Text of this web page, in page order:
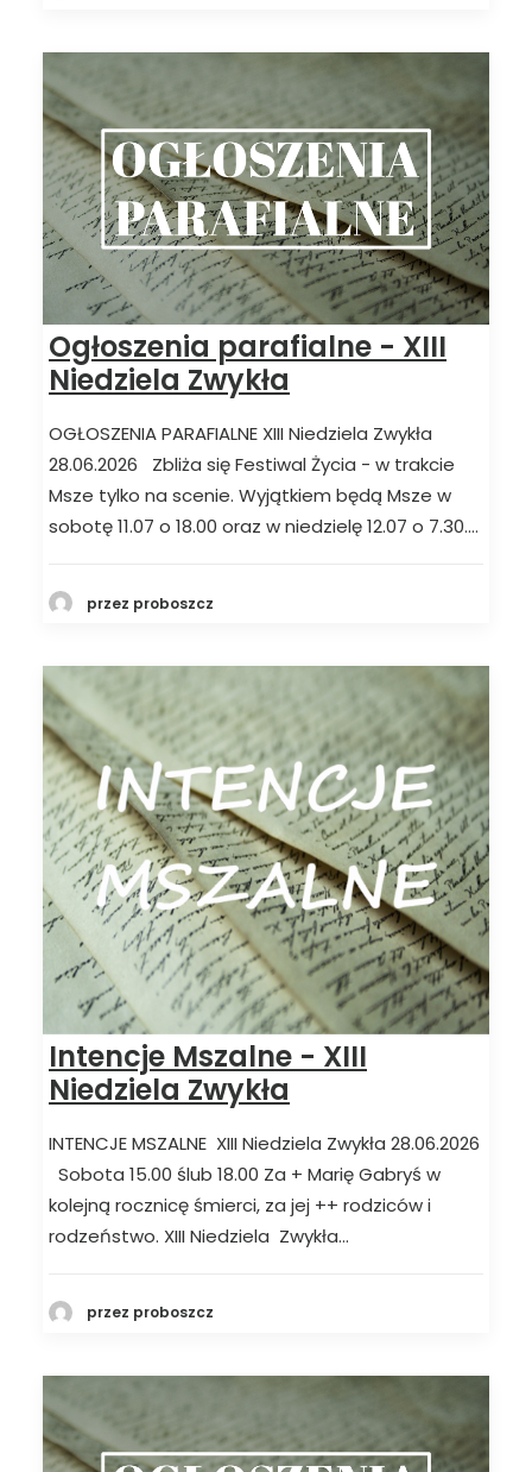
Ogłoszenia parafialne - XIII
Niedziela Zwykła
OGŁOSZENIA PARAFIALNE XIII Niedziela Zwykła
28.06.2026 Zbliża się Festiwal Życia - w trakcie
Msze tylko na scenie. Wyjątkiem będą Msze w
sobotę 11.07 o 18.00 oraz w niedzielę 12.07 o 7.30.…
przez proboszcz
Intencje Mszalne - XIII
Niedziela Zwykła
INTENCJE MSZALNE XIII Niedziela Zwykła 28.06.2026
Sobota 15.00 ślub 18.00 Za + Marię Gabryś w
kolejną rocznicę śmierci, za jej ++ rodziców i
rodzeństwo. XIII Niedziela Zwykła…
przez proboszcz